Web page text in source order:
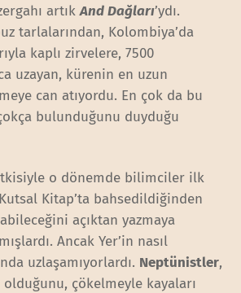
artıkAnd Dağları’ydı.
tarlalarından, Kolombiya’da
kaplı zirvelere, 7500
uzayan, kürenin en uzun
can atıyordu. En çok da bu
bulunduğunu duyduğu
o dönemde bilimciler ilk
Kitap’ta bahsedildiğinden
açıktan yazmaya
Ancak Yer’in nasıl
uzlaşamıyorlardı. Neptünistler,
çökelmeyle kayaları